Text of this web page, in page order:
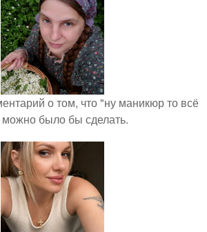
о том, что "ну маникюр то всё
можно было бы сделать.